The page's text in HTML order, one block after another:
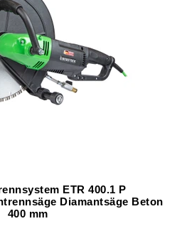
ETR 400.1 P
Diamantsäge Beton
400 mm